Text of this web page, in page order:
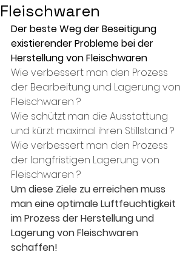
Fleischwaren
Der beste Weg der Beseitigung
existierender Probleme bei der
Herstellung von Fleischwaren
Wie verbessert man den Prozess
der Bearbeitung und Lagerung von
Fleischwaren ?
Wie schützt man die Ausstattung
und kürzt maximal ihren Stillstand ?
Wie verbessert man den Prozess
der langfristigen Lagerung von
Fleischwaren ?
Um diese Ziele zu erreichen muss
man eine optimale Luftfeuchtigkeit
im Prozess der Herstellung und
Lagerung von Fleischwaren
schaffen!